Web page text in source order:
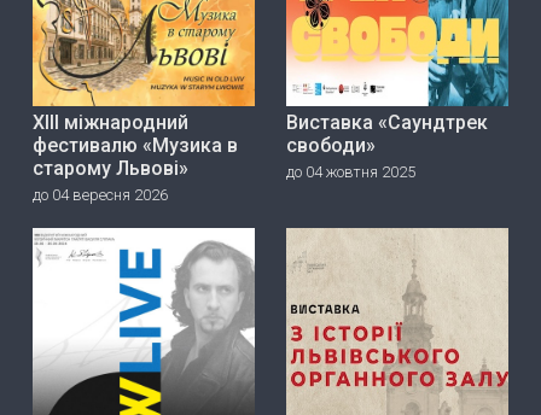
ХІІІ міжнародний
фестивалю «Музика в
старому Львові»
до 04 вересня 2026
Виставка «Саундтрек
свободи»
до 04 жовтня 2025